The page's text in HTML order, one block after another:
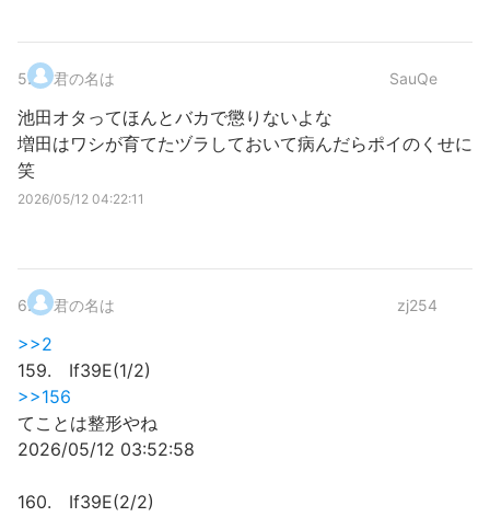
5. 君の名は SauQe
池田オタってほんとバカで懲りないよな
増田はワシが育てたヅラしておいて病んだらポイのくせに
笑
2026/05/12 04:22:11
6. 君の名は zj254
>>2
159. If39E(1/2)
>>156
てことは整形やね
2026/05/12 03:52:58
160. If39E(2/2)